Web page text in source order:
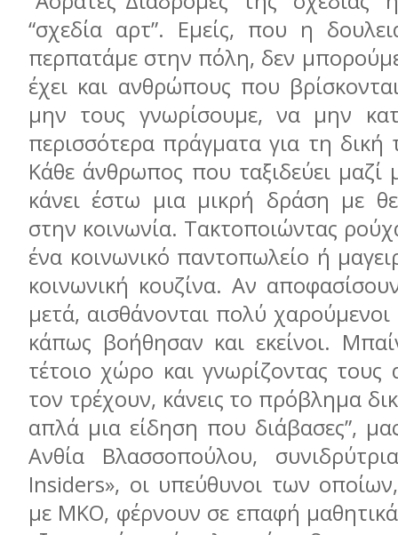
“σχεδία αρτ”. Εμείς, που η
περπατάμε στην πόλη, δεν
έχει και ανθρώπους που
μην τους γνωρίσουμε, να μην
περισσότερα πράγματα για τη δική
Κάθε άνθρωπος που ταξιδεύει μαζί
κάνει έστω μια μικρή δράση με
στην κοινωνία. Τακτοποιώντας
ένα κοινωνικό παντοπωλείο ή
κοινωνική κουζίνα. Αν
μετά, αισθάνονται πολύ χαρούμενοι
κάπως βοήθησαν και εκείνοι.
τέτοιο χώρο και γνωρίζοντας
τον τρέχουν, κάνεις το πρόβλημα
απλά μια είδηση που διάβασες”,
Ανθία Βλασσοπούλου,
Insiders», οι υπεύθυνοι των
με ΜΚΟ, φέρνουν σε επαφή